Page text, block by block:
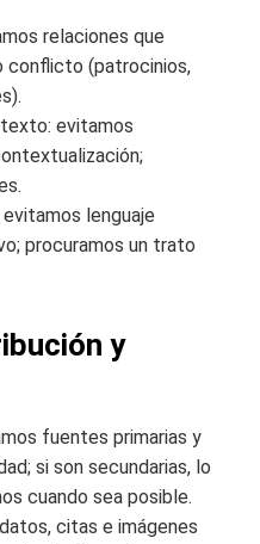
relaciones que
conflicto (patrocinios,
evitamos
lenguaje
procuramos un trato
y
fuentes primarias y
si son secundarias, lo
cuando sea posible.
citas e imágenes